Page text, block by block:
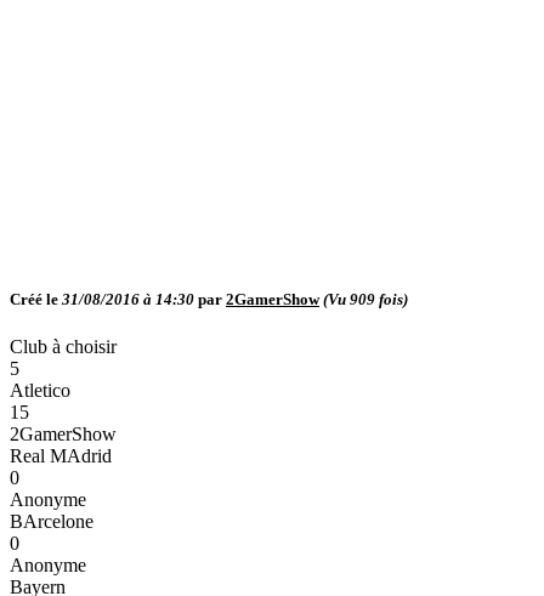
Créé le 31/08/2016 à 14:30 par 2GamerShow (Vu 909 fois)
Club à choisir
5
Atletico
15
2GamerShow
Real MAdrid
0
Anonyme
BArcelone
0
Anonyme
Bayern